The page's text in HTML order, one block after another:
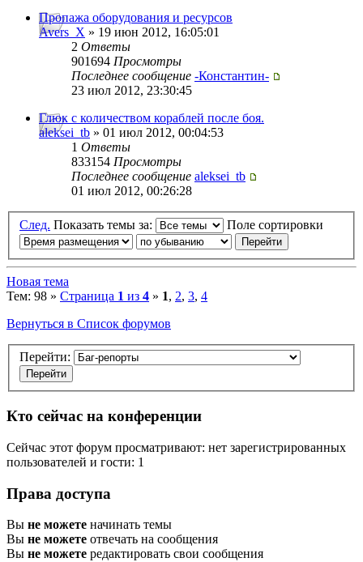
Пропажа оборудования и ресурсов
Avers_X » 19 июн 2012, 16:05:01
2 Ответы
901694 Просмотры
Последнее сообщение -Константин-
23 июл 2012, 23:30:45
Глюк с количеством кораблей после боя.
aleksei_tb » 01 июл 2012, 00:04:53
1 Ответы
833154 Просмотры
Последнее сообщение aleksei_tb
01 июл 2012, 00:26:28
След. Показать темы за: Поле сортировки
Новая тема
Тем: 98 » Страница 1 из 4 » 1, 2, 3, 4
Вернуться в Список форумов
Перейти:
Кто сейчас на конференции
Сейчас этот форум просматривают: нет зарегистрированных
пользователей и гости: 1
Права доступа
Вы не можете начинать темы
Вы не можете отвечать на сообщения
Вы не можете редактировать свои сообщения